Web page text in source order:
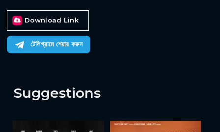
Download Link
টেলিগ্রামে শেয়ার করুন
Suggestions